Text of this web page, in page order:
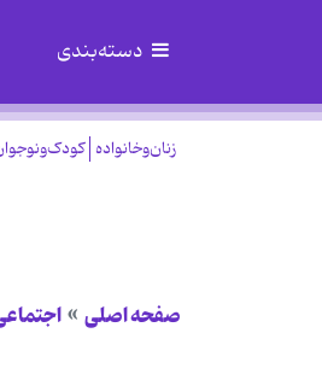
دسته‌بندی
زنان‌وخانواده
صفحه اصلی